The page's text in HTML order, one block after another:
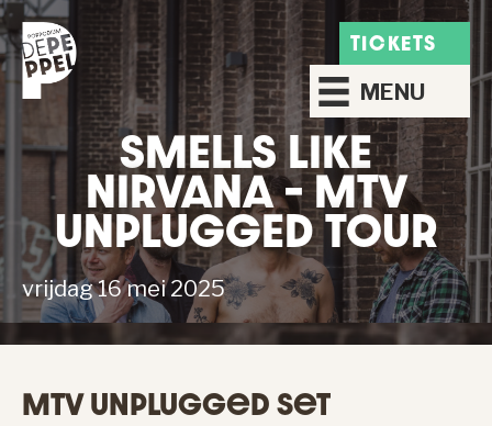
TICKETS
MENU
SMELLS LIKE
NIRVANA – MTV
UNPLUGGED TOUR
vrijdag 16 mei 2025
MTV Unplugged Set